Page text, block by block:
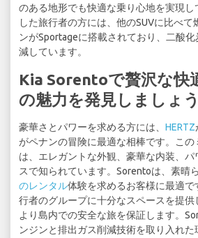
のある地形でも快適な乗り心地を実現
した旅行者の方には、他のSUVに比べ
ンがSportageに搭載されており、二酸
減しています。
Kia Sorentoで贅沢な快
の魅力を発見しましょう
豪華さとパワーを求める方には、 HERTZ
がペナンの冒険に最適な相棒です。この
は、エレガントな外観、豪華な内装、
スで知られています。Sorentoは、素晴
のレンタル体験を求めるお客様に最適
行者のグループに十分なスペースを提供
より島内での安全な旅を保証します。
ンジンと排出ガス削減技術を取り入れ